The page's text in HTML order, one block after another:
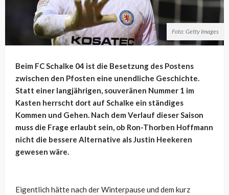
Foto: Getty Images
Beim FC Schalke 04 ist die Besetzung des Postens
zwischen den Pfosten eine unendliche Geschichte.
Statt einer langjährigen, souveränen Nummer 1 im
Kasten herrscht dort auf Schalke ein ständiges
Kommen und Gehen. Nach dem Verlauf dieser Saison
muss die Frage erlaubt sein, ob Ron-Thorben Hoffmann
nicht die bessere Alternative als Justin Heekeren
gewesen wäre.
Eigentlich hätte nach der Winterpause und dem kurz